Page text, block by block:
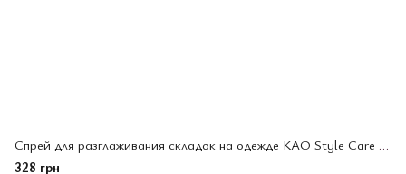
Спрей для разглаживания складок на одежде KAO Style Care бут-спрей 200 мл (217967)
328 грн